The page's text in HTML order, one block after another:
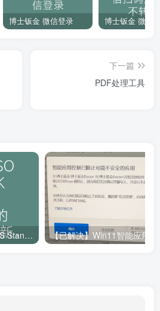
博士钣金 微信登录
下一篇
PDF处理工具
此版本的 SOLIDWORKS Standard 比您的许可证版本新。您必须升级 SolidNetWork License Manager 和许可证。